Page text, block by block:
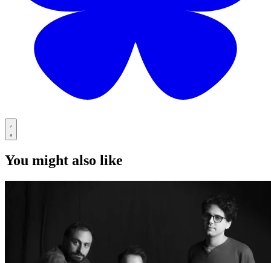
You might also like